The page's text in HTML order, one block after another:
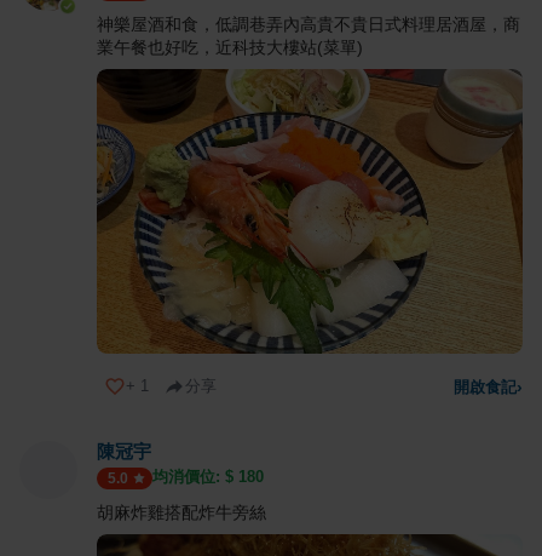
神樂屋酒和食，低調巷弄內高貴不貴日式料理居酒屋，商
業午餐也好吃，近科技大樓站(菜單)
+ 1 分享 開啟食記›
陳冠宇
5.0 均消價位: $ 180
胡麻炸雞搭配炸牛旁絲